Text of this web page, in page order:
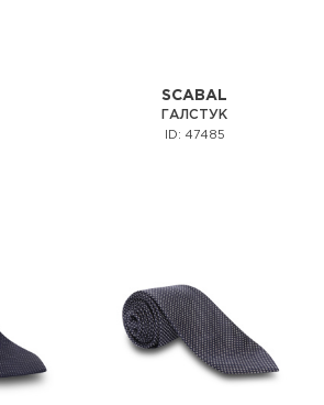
SCABAL
ГАЛСТУК
ID: 47485